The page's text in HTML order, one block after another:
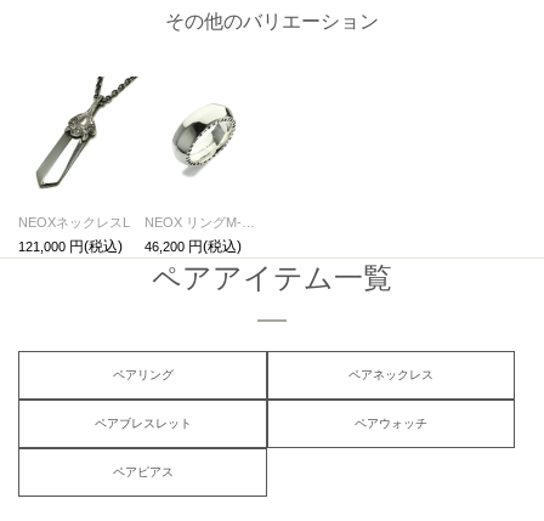
その他のバリエーション
NEOXネックレスL
121,000
46,200
ペアアイテム一覧
ペアリング ペアネックレス
ペアブレスレット ペアウォッチ
ペアピアス